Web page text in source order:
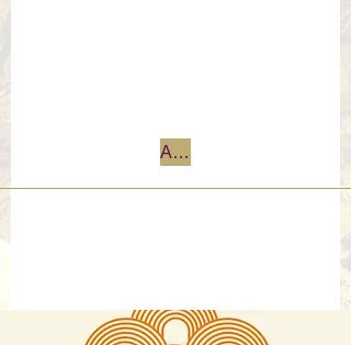
Accueil